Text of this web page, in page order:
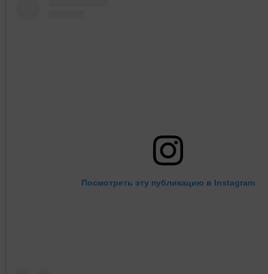
Посмотреть эту публикацию в Instagram